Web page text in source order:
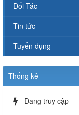
Đối Tác
Tin tức
Tuyển dụng
Thống kê
Đang truy cập